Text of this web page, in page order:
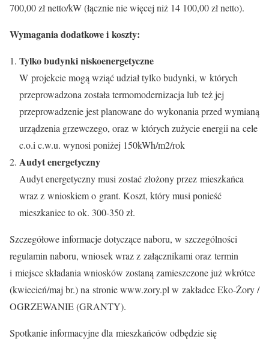
700,00 zł netto/kW (łącznie nie więcej niż 14 100,00 zł netto).
Wymagania dodatkowe i koszty:
Tylko budynki niskoenergetyczne
W projekcie mogą wziąć udział tylko budynki, w których
przeprowadzona została termomodernizacja lub też jej
przeprowadzenie jest planowane do wykonania przed wymianą
urządzenia grzewczego, oraz w których zużycie energii na cele
c.o.i c.w.u. wynosi poniżej 150kWh/m2/rok
Audyt energetyczny
Audyt energetyczny musi zostać złożony przez mieszkańca
wraz z wnioskiem o grant. Koszt, który musi ponieść
mieszkaniec to ok. 300-350 zł.
Szczegółowe informacje dotyczące naboru, w szczególności
regulamin naboru, wniosek wraz z załącznikami oraz termin
i miejsce składania wniosków zostaną zamieszczone już wkrótce
(kwiecień/maj br.) na stronie www.zory.pl w zakładce Eko-Żory /
OGRZEWANIE (GRANTY).
Spotkanie informacyjne dla mieszkańców odbędzie się